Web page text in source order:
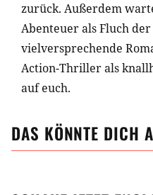
zurück. Außerdem
Abenteuer als Fluch
vielversprechende
Action-Thriller als
auf euch.
DAS KÖNNTE DICH